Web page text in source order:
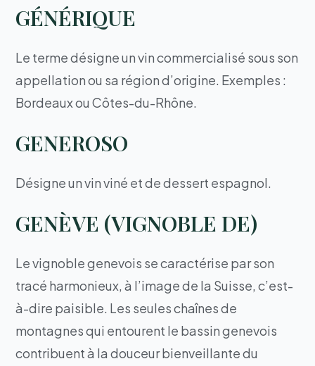
GÉNÉRIQUE
Le terme désigne un vin commercialisé sous son
appellation ou sa région d’origine. Exemples :
Bordeaux ou Côtes-du-Rhône.
GENEROSO
Désigne un vin viné et de dessert espagnol.
GENÈVE (VIGNOBLE DE)
Le vignoble genevois se caractérise par son
tracé harmonieux, à l’image de la Suisse, c’est-
à-dire paisible. Les seules chaînes de
montagnes qui entourent le bassin genevois
contribuent à la douceur bienveillante du